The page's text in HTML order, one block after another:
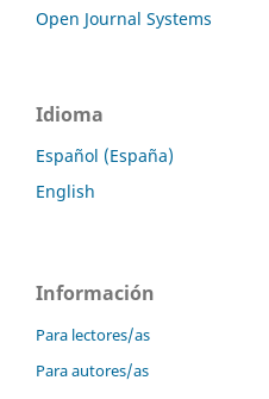
Open Journal Systems
Idioma
Español (España)
English
Información
Para lectores/as
Para autores/as